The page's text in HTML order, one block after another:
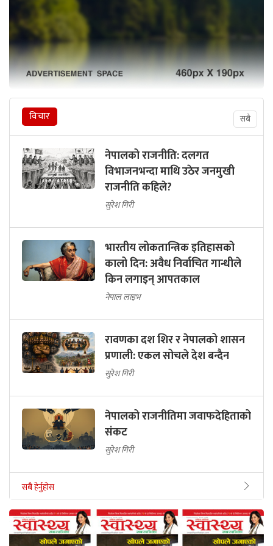
विचार सबै
नेपालको राजनीति: दलगत
विभाजनभन्दा माथि उठेर जनमुखी
राजनीति कहिले?
सुरेश गिरी
भारतीय लोकतान्त्रिक इतिहासको
कालो दिन: अवैध निर्वाचित गान्धीले
किन लगाइन् आपतकाल
नेपाल लाइभ
रावणका दश शिर र नेपालको शासन
प्रणाली: एकल सोचले देश बन्दैन
सुरेश गिरी
नेपालको राजनीतिमा जवाफदेहिताको
संकट
सुरेश गिरी
सबै हेर्नुहोस